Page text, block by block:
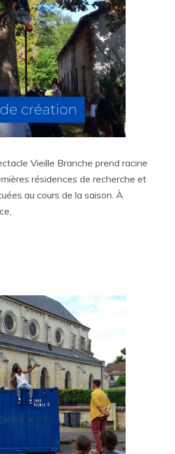
Vieille Branche prend racine
résidences de recherche et
au cours de la saison. À